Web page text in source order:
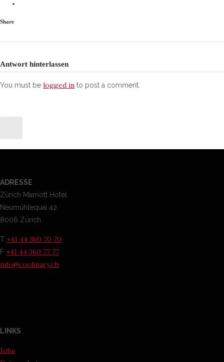
Share
Antwort hinterlassen
You must be logged in to post a comment.
ADRESSE
Zürich Marriott Hotel
Neumühlequai 42
8006 Zürich
T +41 44 360 70 70
F +41 44 360 77 77
info@coolinary.ch
LINKS
Jobs